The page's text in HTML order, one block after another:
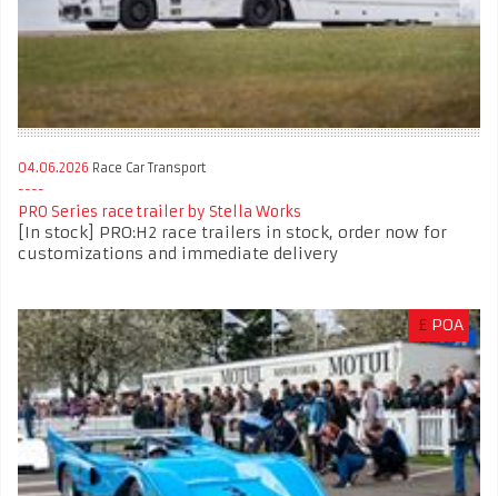
04.06.2026 Race Car Transport
PRO Series race trailer by Stella Works
[In stock] PRO:H2 race trailers in stock, order now for
customizations and immediate delivery
£ POA